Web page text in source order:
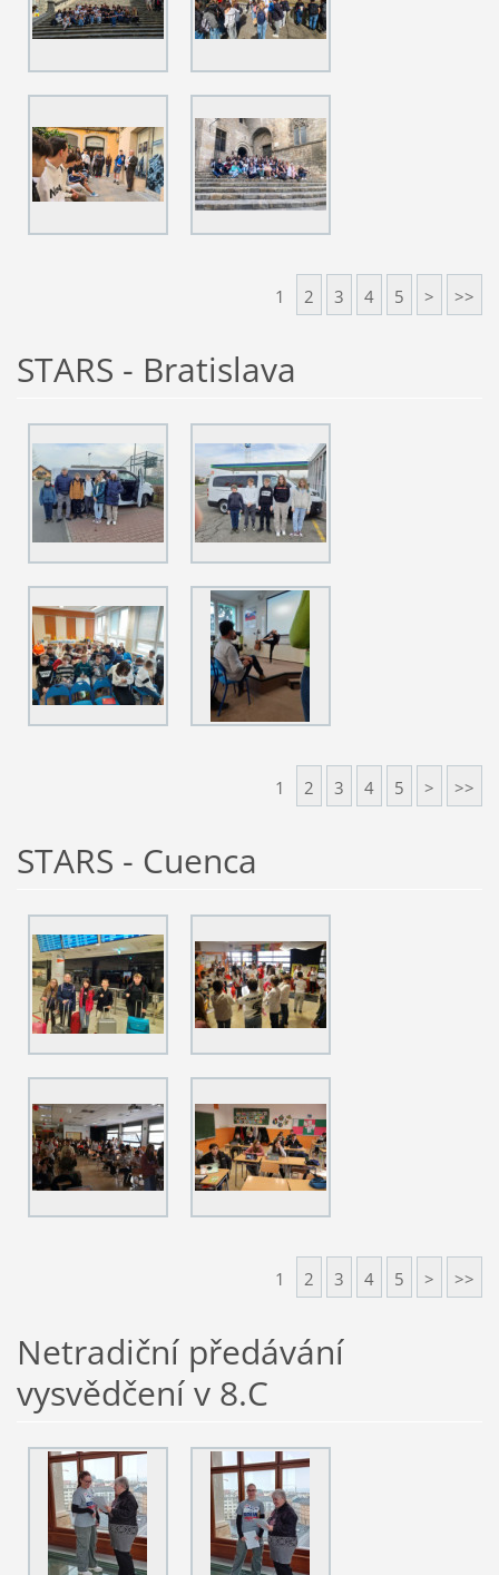
1 2 3 4 5 > >>
STARS - Bratislava
1 2 3 4 5 > >>
STARS - Cuenca
1 2 3 4 5 > >>
Netradiční předávání
vysvědčení v 8.C